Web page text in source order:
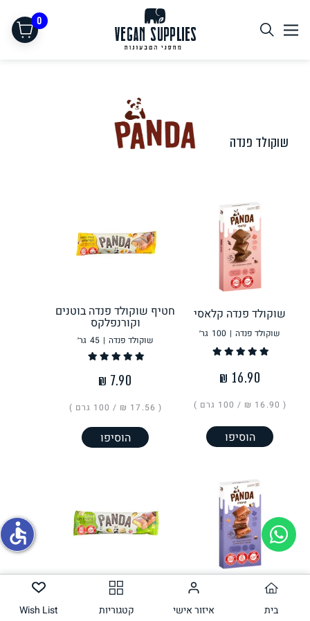
0
תחליפי ביצה
שוקולד פנדה
שוקולד פנדה קלאסי
100 גר׳ | שוקולד פנדה
( ‏16.90 ₪ / 100 גרם )
הוסיפו
חטיף שוקולד פנדה בוטנים
וקורנפלקס
45 גר׳ | שוקולד פנדה
( ‏17.56 ₪ / 100 גרם )
הוסיפו
שוקולד פנדה קרמלח
100 גר׳ שוקולד פנדה
חטיף שוקלד פנדה פיסטוק
וחלווה
45 | שוקולד פנדה בית איזור אישי קטגוריות Wish List
accessible